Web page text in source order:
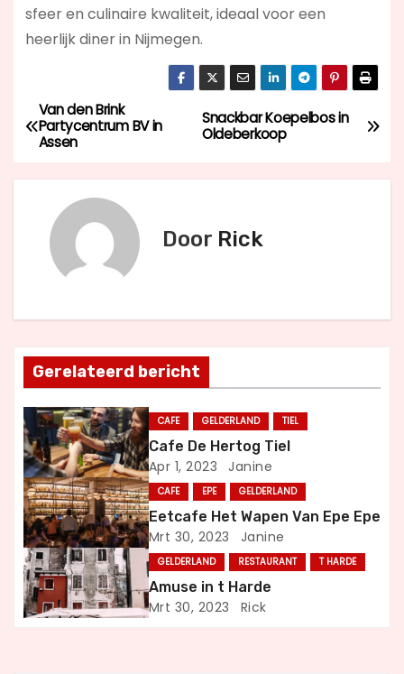
sfeer en culinaire kwaliteit, ideaal voor een
heerlijk diner in Nijmegen.
B
e
t
n
a
v
i
g
a
t
Snackbar Koepelbos in
Oldeberkoop
Van den Brink
Partycentrum BV in
Assen
Door Rick
Gerelateerd bericht
CAFE GELDERLAND TIEL
Cafe De Hertog Tiel
Apr 1, 2023 Janine
CAFE EPE GELDERLAND
Eetcafe Het Wapen Van Epe Epe
Mrt 30, 2023 Janine
GELDERLAND RESTAURANT T HARDE
Amuse in t Harde
Mrt 30, 2023 Rick